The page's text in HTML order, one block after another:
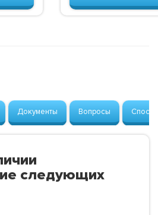
Документы Вопросы
следующих